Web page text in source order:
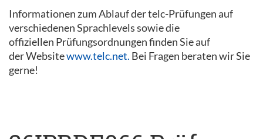
Informationen zum Ablauf der telc-Prüfungen auf
verschiedenen Sprachlevels sowie die
offiziellen Prüfungsordnungen finden Sie auf
der Websitewww.telc.net. Bei Fragen beraten wir Sie
gerne!